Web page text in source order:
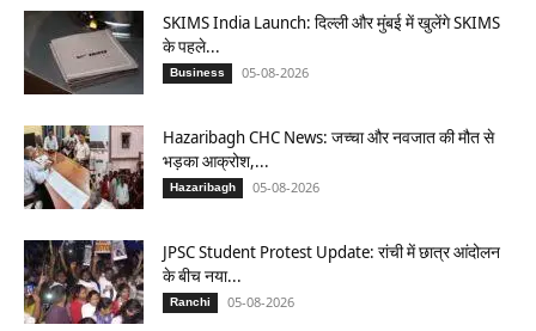
SKIMS India Launch: दिल्ली और मुंबई में खुलेंगे SKIMS
के पहले...
Business 05-08-2026
Hazaribagh CHC News: जच्चा और नवजात की मौत से
भड़का आक्रोश,...
Hazaribagh 05-08-2026
JPSC Student Protest Update: रांची में छात्र आंदोलन
के बीच नया...
Ranchi 05-08-2026